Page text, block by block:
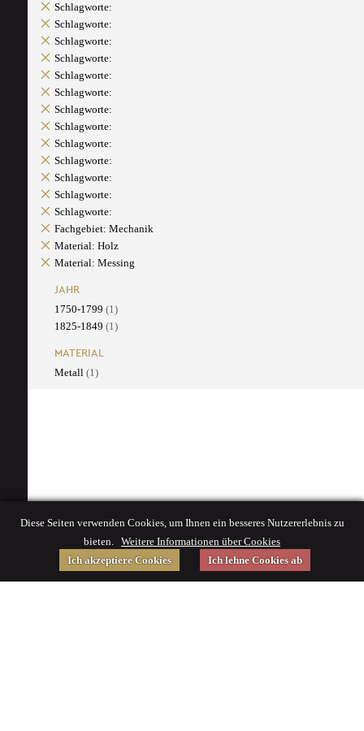
Schlagworte:
Schlagworte:
Schlagworte:
Schlagworte:
Schlagworte:
Schlagworte:
Schlagworte:
Schlagworte:
Schlagworte:
Schlagworte:
Schlagworte:
Schlagworte:
Schlagworte:
Fachgebiet: Mechanik
Material: Holz
Material: Messing
JAHR
1750-1799 (1)
1825-1849 (1)
MATERIAL
Metall (1)
Diese Seiten verwenden Cookies, um Ihnen ein besseres Nutzererlebnis zu
bieten. Weitere Informationen über Cookies
Ich akzeptiere Cookies
Ich lehne Cookies ab